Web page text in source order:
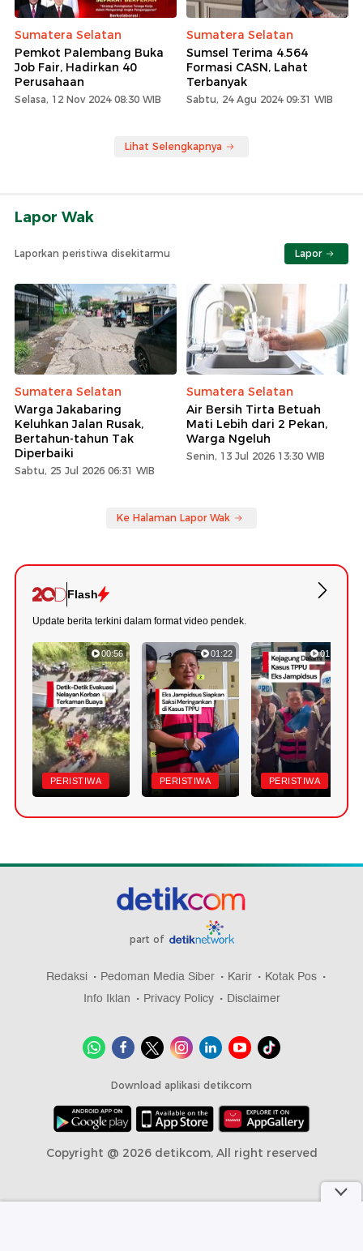
Sumatera Selatan
Pemkot Palembang Buka
Job Fair, Hadirkan 40
Perusahaan
Selasa, 12 Nov 2024 08:30 WIB
Sumatera Selatan
Sumsel Terima 4.564
Formasi CASN, Lahat
Terbanyak
Sabtu, 24 Agu 2024 09:31 WIB
Lihat Selengkapnya
Lapor Wak
Laporkan peristiwa disekitarmu Lapor
Sumatera Selatan
Warga Jakabaring
Keluhkan Jalan Rusak,
Bertahun-tahun Tak
Diperbaiki
Sabtu, 25 Jul 2026 06:31 WIB
Sumatera Selatan
Air Bersih Tirta Betuah
Mati Lebih dari 2 Pekan,
Warga Ngeluh
Senin, 13 Jul 2026 13:30 WIB
Ke Halaman Lapor Wak
Flash
Update berita terkini dalam format video pendek.
00:56
PERISTIWA
01:22
PERISTIWA
01:18
PERISTIWA
part of
Redaksi Pedoman Media Siber Karir
Kotak Pos
Info Iklan
Privacy Policy Disclaimer
Download aplikasi detikcom
Copyright @ 2026 detikcom, All right reserved